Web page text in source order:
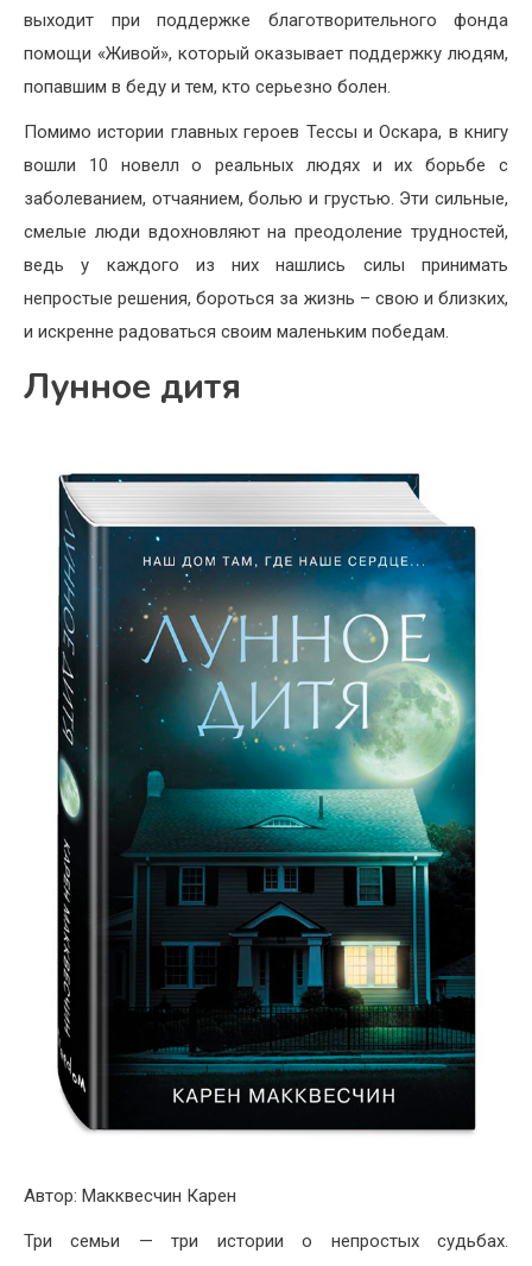
выходит при поддержке благотворительного фонда
помощи «Живой», который оказывает поддержку людям,
попавшим в беду и тем, кто серьезно болен.
Помимо истории главных героев Тессы и Оскара, в книгу
вошли 10 новелл о реальных людях и их борьбе с
заболеванием, отчаянием, болью и грустью. Эти сильные,
смелые люди вдохновляют на преодоление трудностей,
ведь у каждого из них нашлись силы принимать
непростые решения, бороться за жизнь – свою и близких,
и искренне радоваться своим маленьким победам.
Лунное дитя
Автор: Макквесчин Карен
Три семьи — три истории о непростых судьбах.